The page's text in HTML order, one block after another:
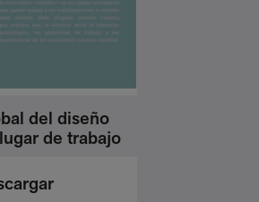
del diseño
de trabajo